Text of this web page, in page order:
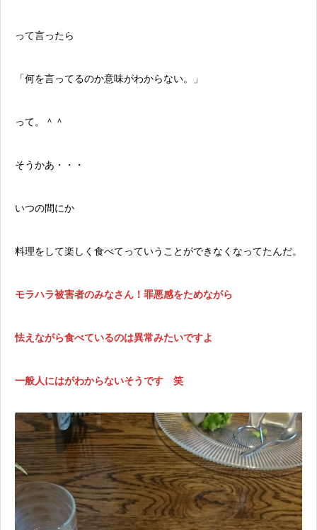
って言ったら
「何を言ってるのか意味がわからない。」
って。＾＾
そうかあ・・・
いつの間にか
料理をして楽しく食べてっていうことができなくなってたんだ。
モラハラ被害者のみなさん！罪悪感をためながら
怯えながら食べているのは異常みたいですよ
一般人にはがわからないそうです 笑